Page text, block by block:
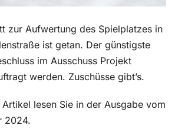
zur Aufwertung des Spielplatzes in
ist getan. Der günstigste
im Ausschuss Projekt
werden. Zuschüsse gibt’s.
lesen Sie in der Ausgabe vom
2024.